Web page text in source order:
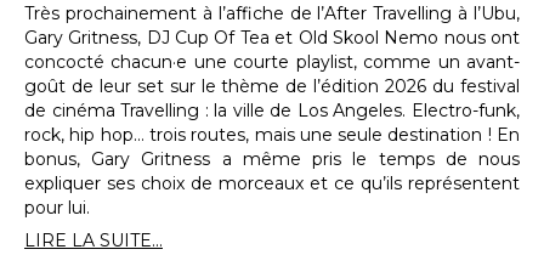
Très prochainement à l’affiche de l’After Travelling à l’Ubu,
Gary Gritness, DJ Cup Of Tea et Old Skool Nemo nous ont
concocté chacun·e une courte playlist, comme un avant-
goût de leur set sur le thème de l’édition 2026 du festival
de cinéma Travelling : la ville de Los Angeles. Electro-funk,
rock, hip hop… trois routes, mais une seule destination ! En
bonus, Gary Gritness a même pris le temps de nous
expliquer ses choix de morceaux et ce qu’ils représentent
pour lui.
LIRE LA SUITE...